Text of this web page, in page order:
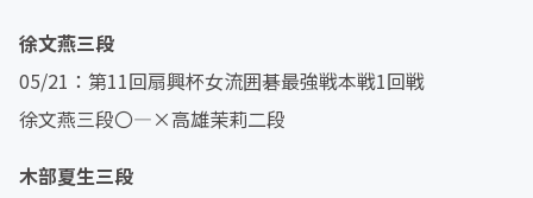
徐文燕三段
05/21：第11回扇興杯女流囲碁最強戦本戦1回戦
徐文燕三段〇―×高雄茉莉二段
木部夏生三段